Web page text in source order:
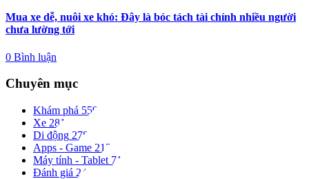
Mua xe dễ, nuôi xe khó: Đây là bóc tách tài chính nhiều người
chưa lường tới
0 Bình luận
Chuyên mục
Khám phá 559
Xe 281
Di động 278
Apps - Game 212
Máy tính - Tablet 71
Đánh giá 24